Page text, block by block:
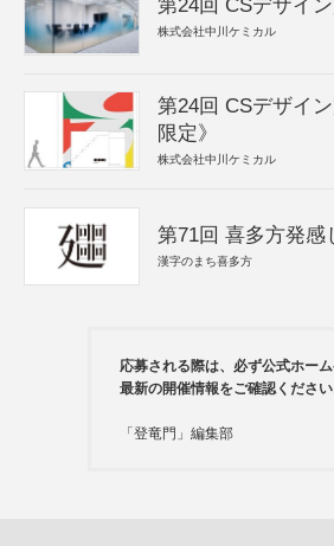
第24回 CSデザイ
株式会社中川ケミカル
第24回 CSデザイ
限定》
株式会社中川ケミカル
第71回 喜多方発感
漢字のまち喜多方
応募される際は、必ず公式ホー
最新の開催情報をご確認ください
「登竜門」編集部